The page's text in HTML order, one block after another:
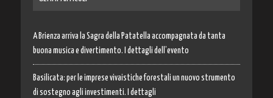
A Brienza arriva la Sagra della Patatella accompagnata da tanta
buona musica e divertimento. I dettagli dell’evento
Basilicata: per le imprese vivaistiche forestali un nuovo strumento
di sostegno agli investimenti. I dettagli